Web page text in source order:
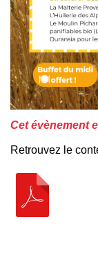
Cet évènement
Retrouvez le